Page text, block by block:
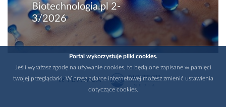
Biotechnologia.pl 2-
3/2026
WYDAWCA
Portal wykorzystuje pliki cookies.
Jeśli wyrażasz zgodę na używanie cookies, to będą one zapisane w pamięci
twojej przeglądarki. W przeglądarce internetowej możesz zmienić ustawienia
dotyczące cookies.